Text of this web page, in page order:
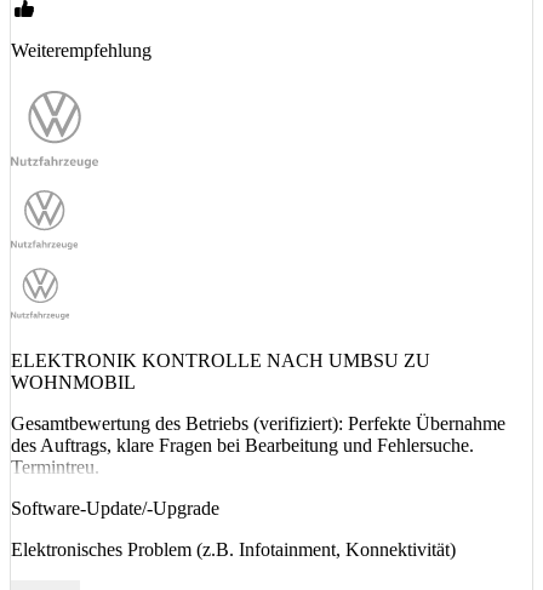
Weiterempfehlung
ELEKTRONIK KONTROLLE NACH UMBSU ZU
WOHNMOBIL
Gesamtbewertung des Betriebs (verifiziert): Perfekte Übernahme
des Auftrags, klare Fragen bei Bearbeitung und Fehlersuche.
Termintreu.
Software-Update/-Upgrade
Elektronisches Problem (z.B. Infotainment, Konnektivität)